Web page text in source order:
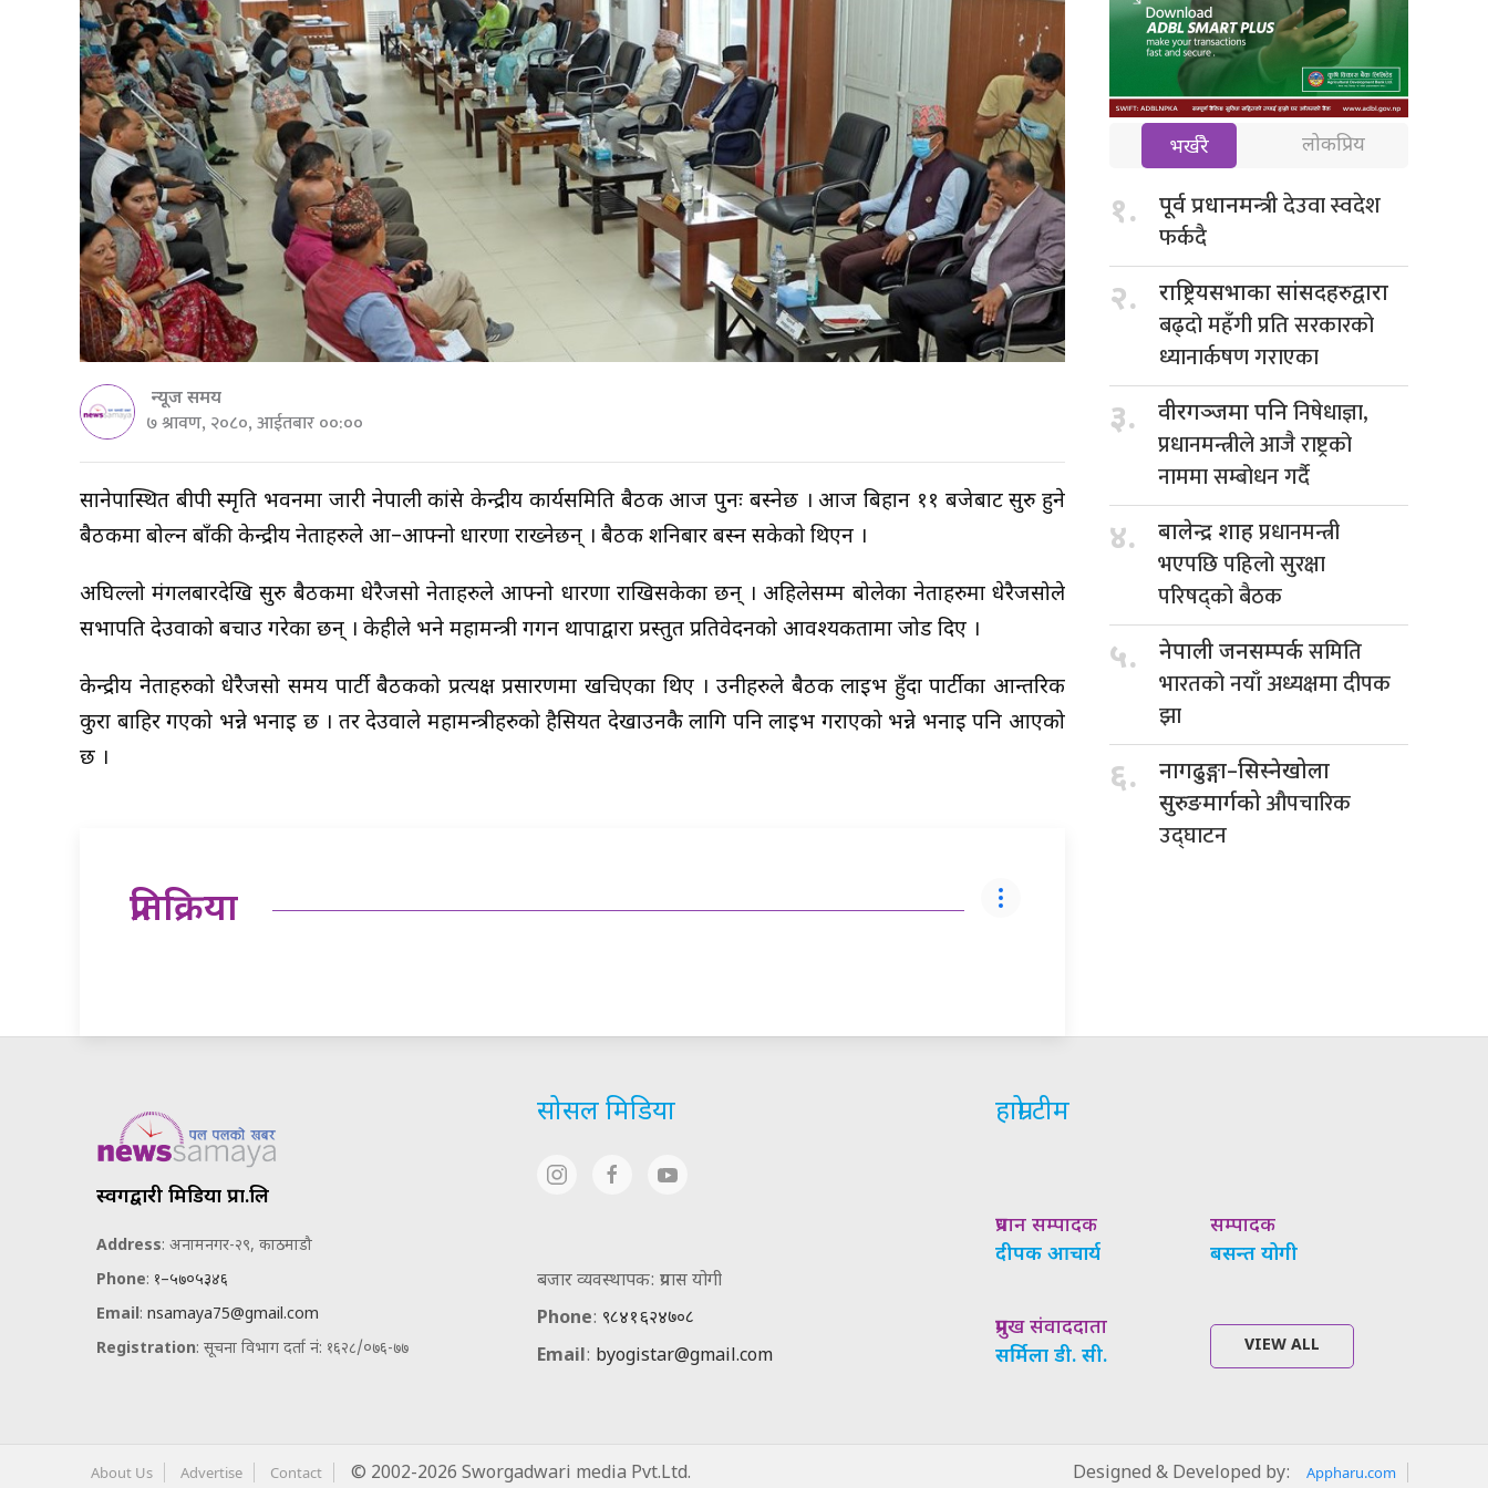
न्यूज समय
७ श्रावण, २०८०, आईतबार ००:००
सानेपास्थित बीपी स्मृति भवनमा जारी नेपाली कांग्रेस केन्द्रीय कार्यसमिति बैठक आज पुनः बस्नेछ । आज बिहान ११ बजेबाट सुरु हुने
बैठकमा बोल्न बाँकी केन्द्रीय नेताहरुले आ–आफ्नो धारणा राख्नेछन् । बैठक शनिबार बस्न सकेको थिएन ।
अघिल्लो मंगलबारदेखि सुरु बैठकमा धेरैजसो नेताहरुले आफ्नो धारणा राखिसकेका छन् । अहिलेसम्म बोलेका नेताहरुमा धेरैजसोले
सभापति देउवाको बचाउ गरेका छन् । केहीले भने महामन्त्री गगन थापाद्वारा प्रस्तुत प्रतिवेदनको आवश्यकतामा जोड दिए ।
केन्द्रीय नेताहरुको धेरैजसो समय पार्टी बैठकको प्रत्यक्ष प्रसारणमा खचिएका थिए । उनीहरुले बैठक लाइभ हुँदा पार्टीका आन्तरिक
कुरा बाहिर गएको भन्ने भनाइ छ । तर देउवाले महामन्त्रीहरुको हैसियत देखाउनकै लागि पनि लाइभ गराएको भन्ने भनाइ पनि आएको
छ ।
प्रतिक्रिया
भर्खरै लोकप्रिय
१. पूर्व प्रधानमन्त्रीदेउवा स्वदेश
फर्कदै
२. राष्ट्रियसभाका सांसदहरुद्वारा
बढ्दो महँगी प्रति सरकारको
ध्यानार्कषण गराएका
३. वीरगञ्जमा पनिनिषेधाज्ञा,
प्रधानमन्त्रीले आजै राष्ट्रको
नाममा सम्बोधन गर्दै
४. बालेन्द्र शाहप्रधानमन्त्री
भएपछि पहिलो सुरक्षा
परिषद्को बैठक
५. नेपाली जनसम्पर्कसमिति
भारतको नयाँ अध्यक्षमा दीपक
झा
६.
नागढुङ्गा–सिस्नेखोला
सुरुङमार्गकोऔपचारिक
उद्घाटन
स्वर्गद्वारी मिडिया प्रा.लि
Address: अनामनगर-२९, काठमाडौ
Phone: १–५७०५३४६
Email: nsamaya75@gmail.com
Registration: सूचना विभाग दर्ता नं: १६२८/०७६-७७
सोसल मिडिया
बजार व्यवस्थापक: प्रयास योगी
Phone: ९८४१६२४७०८
Email: byogistar@gmail.com
हाम्रो टीम
प्रधान सम्पादक
दीपक आचार्य
सम्पादक
बसन्त योगी
प्रमुख संवाददाता
सर्मिला डी. सी.
VIEW ALL
About Us Advertise Contact © 2002-2026 Sworgadwari media Pvt.Ltd. Designed & Developed by: Appharu.com